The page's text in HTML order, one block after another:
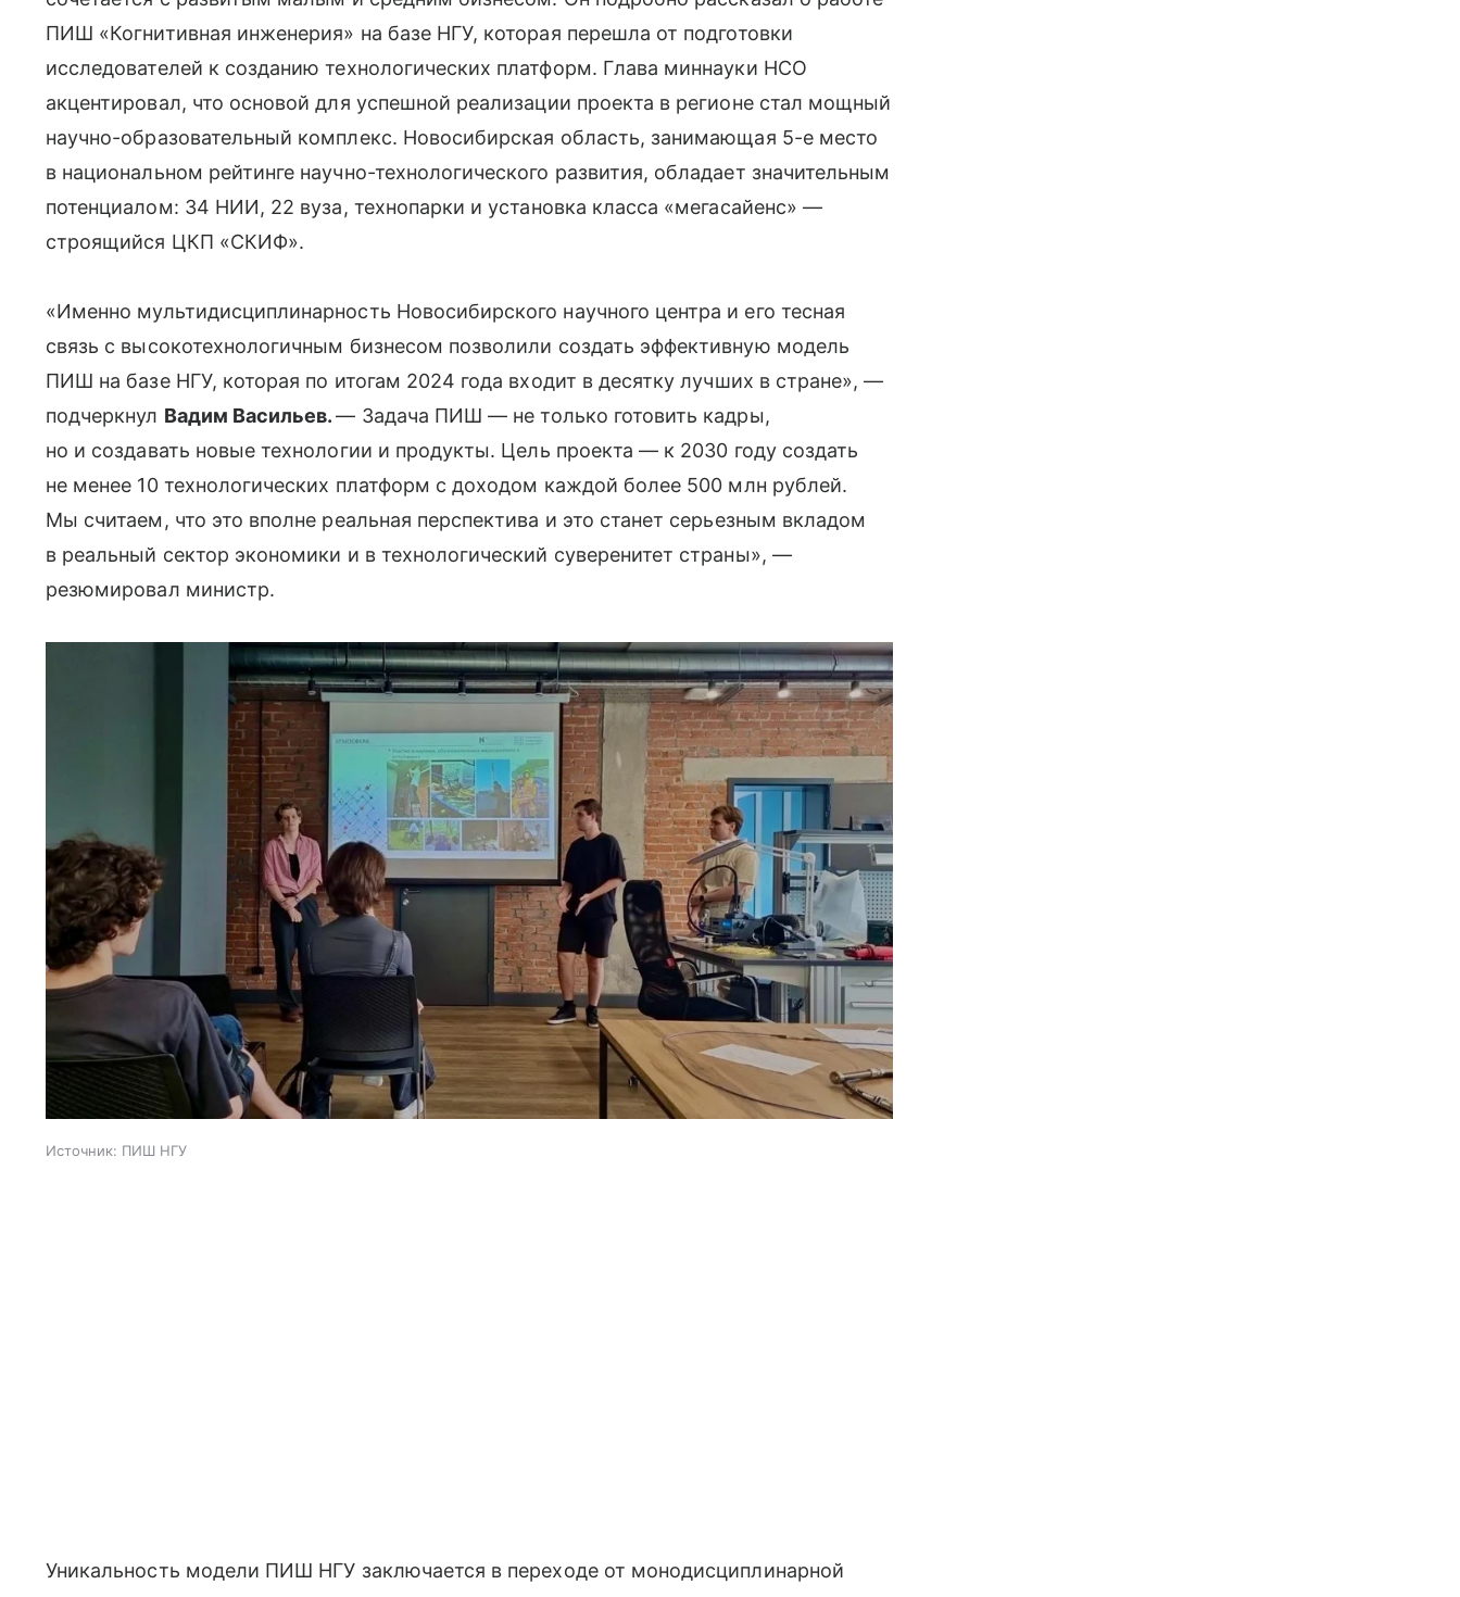
ПИШ «Когнитивная инженерия» на базе НГУ, которая перешла от подготовки
исследователей к созданию технологических платформ. Глава миннауки НСО
акцентировал, что основой для успешной реализации проекта в регионе стал мощный
научно-образовательный комплекс. Новосибирская область, занимающая 5-е место
в национальном рейтинге научно-технологического развития, обладает значительным
потенциалом: 34 НИИ, 22 вуза, технопарки и установка класса «мегасайенс» —
строящийся ЦКП «СКИФ».
«Именно мультидисциплинарность Новосибирского научного центра и его тесная
связь с высокотехнологичным бизнесом позволили создать эффективную модель
ПИШ на базе НГУ, которая по итогам 2024 года входит в десятку лучших в стране», —
подчеркнул Вадим Васильев.— Задача ПИШ — не только готовить кадры,
но и создавать новые технологии и продукты. Цель проекта — к 2030 году создать
не менее 10 технологических платформ с доходом каждой более 500 млн рублей.
Мы считаем, что это вполне реальная перспектива и это станет серьезным вкладом
в реальный сектор экономики и в технологический суверенитет страны», —
резюмировал министр.
Источник: ПИШ НГУ
Уникальность модели ПИШ НГУ заключается в переходе от монодисциплинарной